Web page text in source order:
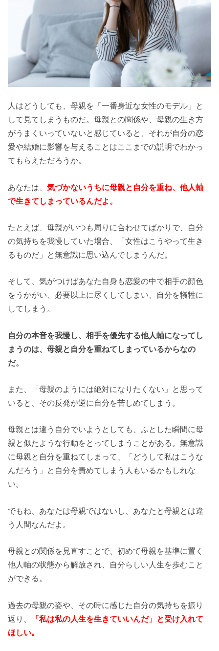
人はどうしても、母親を「一番身近な女性のモデル」と
して見てしまうものだ。母親との関係や、母親の生き方
がうまくいっていないと感じていると、それが自分の恋
愛や結婚に影響を与えることはここまでの説明でわかっ
てもらえただろうか。
あなたは、気づかないうちに母親と自分を重ね、他人軸
で生きてしまっているんだよ。
たとえば、母親がいつも周りに合わせてばかりで、自分
の気持ちを我慢していた場合、「女性はこうやって生き
るものだ」と無意識に思い込んでしまうんだ。
そして、気がつけばあなた自身も恋愛の中で相手の顔色
をうかがい、必要以上に尽くしてしまい、自分を犠牲に
してしまう。
自分の本音を我慢し、相手を優先する他人軸になってし
まうのは、母親と自分を重ねてしまっているからなの
だ。
また、「母親のようには絶対になりたくない」と思って
いると、その反発が逆に自分を苦しめてしまう。
母親とは違う自分でいようとしても、ふとした瞬間に母
親と似たような行動をとってしまうことがある。無意識
に母親と自分を重ねてしまって、「どうして私はこうな
んだろう」と自分を責めてしまう人もいるかもしれな
い。
でもね、あなたは母親ではないし、あなたと母親とは違
う人間なんだよ。
母親との関係を見直すことで、初めて母親を基準に置く
他人軸の状態から解放され、自分らしい人生を歩むこと
ができる。
過去の母親の姿や、その時に感じた自分の気持ちを振り
返り、
「私は私の人生を生きていいんだ」と受け入れて
ほしい。